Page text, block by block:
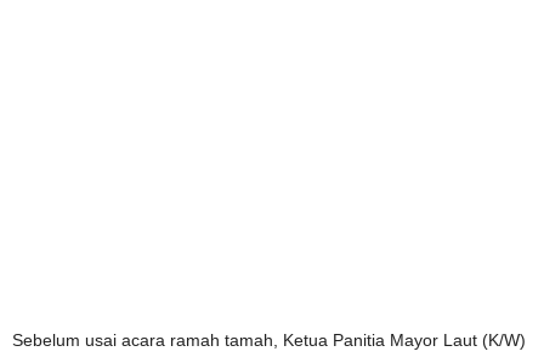
Sebelum usai acara ramah tamah, Ketua Panitia Mayor Laut (K/W)